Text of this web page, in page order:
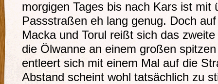
morgigen Tages bis nach Kars ist mit
Passstraßen eh lang genug. Doch
Macka und Torul reißt sich das
die Ölwanne an einem großen
entleert sich mit einem Mal auf die
Abstand scheint wohl tatsächlich zu